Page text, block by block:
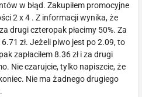
w błąd. Zakupiłem promocyjne
2 x 4 . Z informacji wynika, że
drugi czteropak płacimy 50%. Za
zł. Jeżeli piwo jest po 2.09, to
zapłaciłem 8.36 zł i za drugi
Nie czarujcie, tylko napiszcie, że
Nie ma żadnego drugiego